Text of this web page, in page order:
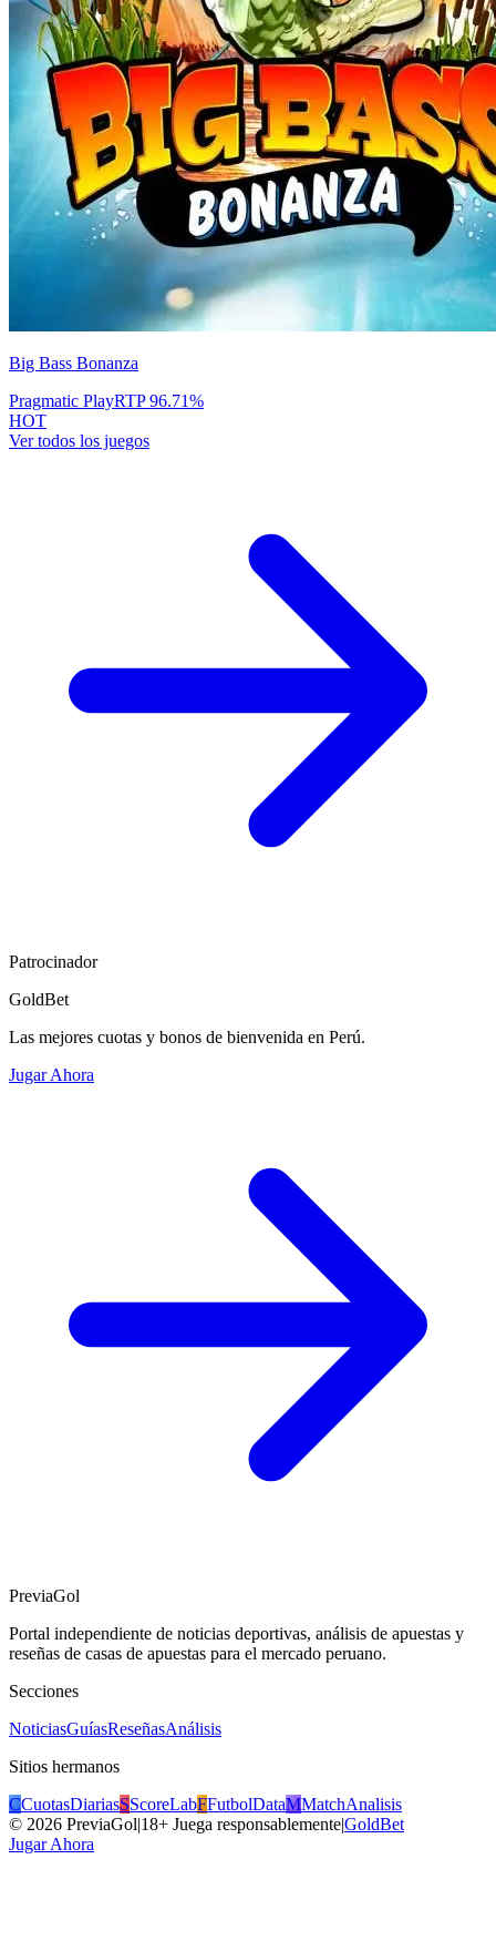
Big Bass Bonanza
Pragmatic PlayRTP96.71%
HOT
Ver todos los juegos
Patrocinador
GoldBet
Las mejores cuotas y bonos de bienvenida en Perú.
Jugar Ahora
PreviaGol
Portal independiente de noticias deportivas, análisis de apuestas y
reseñas de casas de apuestas para el mercado peruano.
Secciones
NoticiasGuíasReseñasAnálisis
Sitios hermanos
CCuotasDiariasSScoreLabFFutbolDataMMatchAnalisis
© 2026 PreviaGol|18+ Juega responsablemente|GoldBet
Jugar Ahora